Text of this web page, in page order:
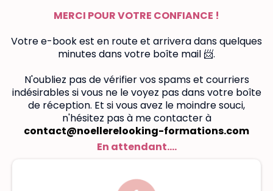
MERCI POUR VOTRE CONFIANCE !
Votre e-book est en route et arrivera dans quelques
minutes dans votre boîte mail 📨.
N'oubliez pas de vérifier vos spams et courriers
indésirables si vous ne le voyez pas dans votre boîte
de réception. Et si vous avez le moindre souci,
n'hésitez pas à me contacter à
contact@noellerelooking-formations.com
En attendant....